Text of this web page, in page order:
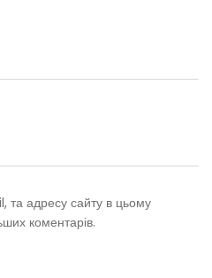
та адресу сайту в цьому
коментарів.